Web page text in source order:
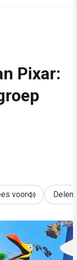
geboeid
Pixar:
voor Delen